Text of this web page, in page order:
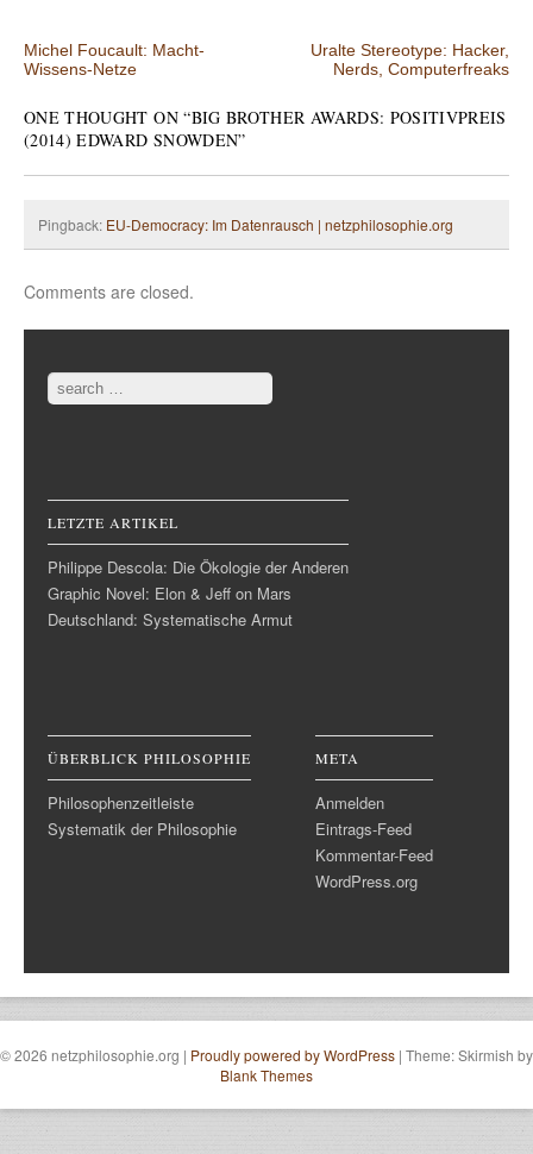
Post navigation
Michel Foucault: Macht-
Wissens-Netze
Uralte Stereotype: Hacker,
Nerds, Computerfreaks
ONE THOUGHT ON “BIG BROTHER AWARDS: POSITIVPREIS
(2014) EDWARD SNOWDEN”
Pingback: EU-Democracy: Im Datenrausch | netzphilosophie.org
Comments are closed.
Search
LETZTE ARTIKEL
Philippe Descola: Die Ökologie der Anderen
Graphic Novel: Elon & Jeff on Mars
Deutschland: Systematische Armut
ÜBERBLICK PHILOSOPHIE
Philosophenzeitleiste
Systematik der Philosophie
META
Anmelden
Eintrags-Feed
Kommentar-Feed
WordPress.org
© 2026 netzphilosophie.org | Proudly powered by WordPress | Theme: Skirmish by
Blank Themes